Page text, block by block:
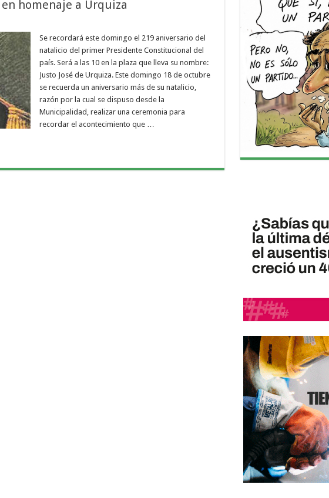
homenaje a Urquiza
Se recordará este domingo el 219 aniversario del
natalicio del primer Presidente Constitucional del
país. Será a las 10 en la plaza que lleva su nombre:
Justo José de Urquiza. Este domingo 18 de octubre
se recuerda un aniversario más de su natalicio,
razón por la cual se dispuso desde la
Municipalidad, realizar una ceremonia para
recordar el acontecimiento que …